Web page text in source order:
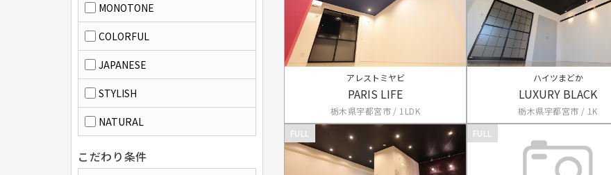
アレストミヤビ
PARIS LIFE
栃木県宇都宮市 / 1LDK
ハイツまどか
LUXURY BLACK
栃木県宇都宮市 / 1K
FULL
FULL
MONOTONE
COLORFUL
JAPANESE
STYLISH
NATURAL
こだわり条件